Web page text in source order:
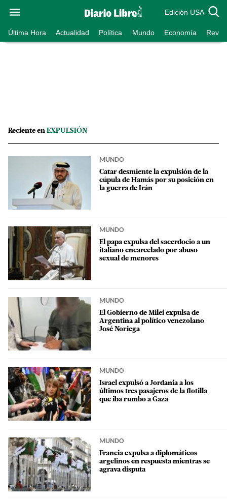
Edición USA
Última Hora Actualidad Política Mundo Economía
Reciente en EXPULSIÓN
MUNDO
Catar desmiente la expulsión de la
cúpula de Hamás por su posición en
la guerra de Irán
MUNDO
El papa expulsa del sacerdocio a un
italiano encarcelado por abuso
sexual de menores
MUNDO
El Gobierno de Milei expulsa de
Argentina al político venezolano
José Noriega
MUNDO
Israel expulsó a Jordania a los
últimos tres pasajeros de la flotilla
que iba rumbo a Gaza
MUNDO
Francia expulsa a diplomáticos
argelinos en respuesta mientras se
agrava disputa